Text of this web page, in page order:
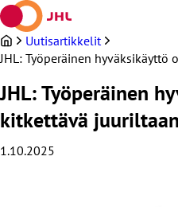
Siirry
sisältöön
Uutisartikkelit
JHL: Työperäinen
JHL: Työperäinen
kitkettävä juuriltaan
1.10.2025